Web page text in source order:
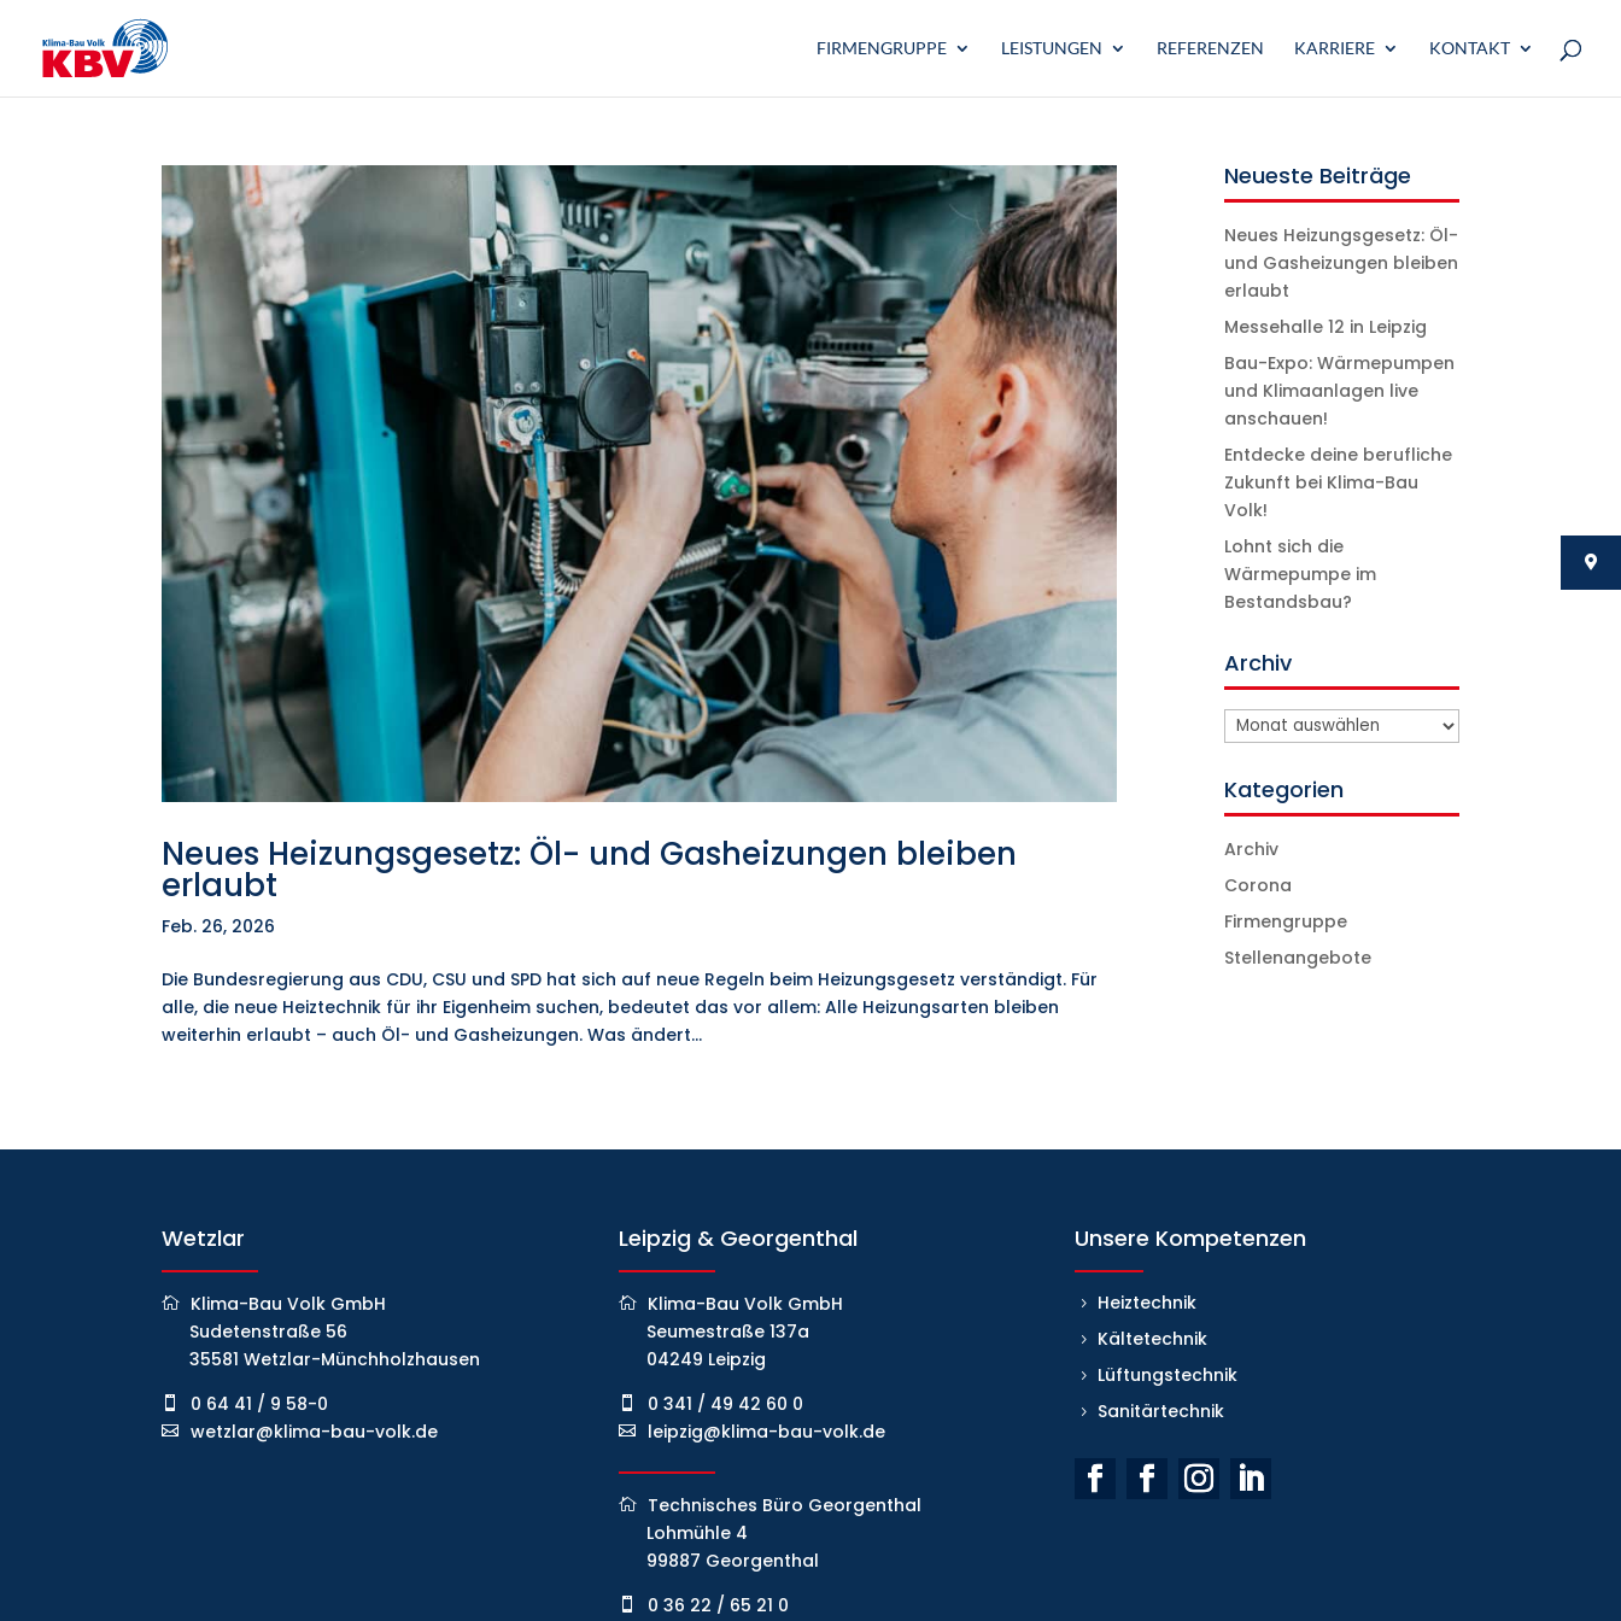
FIRMENGRUPPE LEISTUNGEN REFERENZEN KARRIERE KONTAKT
Neues Heizungsgesetz: Öl- und Gasheizungen bleiben
erlaubt
Feb. 26, 2026
Die Bundesregierung aus CDU, CSU und SPD hat sich auf neue Regeln beim Heizungsgesetz verständigt. Für
alle, die neue Heiztechnik für ihr Eigenheim suchen, bedeutet das vor allem: Alle Heizungsarten bleiben
weiterhin erlaubt – auch Öl- und Gasheizungen. Was ändert...
Neueste Beiträge
Neues Heizungsgesetz: Öl-
und Gasheizungen bleiben
erlaubt
Messehalle 12 in Leipzig
Bau-Expo: Wärmepumpen
und Klimaanlagen live
anschauen!
Entdecke deine berufliche
Zukunft bei Klima-Bau
Volk!
Lohnt sich die
Wärmepumpe im
Bestandsbau?
Archiv
Archiv
Kategorien
Archiv
Corona
Firmengruppe
Stellenangebote
Wetzlar
Klima-Bau Volk GmbH
Sudetenstraße 56
35581 Wetzlar-Münchholzhausen
0 64 41 / 9 58-0
wetzlar@klima-bau-volk.de
Leipzig & Georgenthal
Klima-Bau Volk GmbH
Seumestraße 137a
04249 Leipzig
0 341 / 49 42 60 0
leipzig@klima-bau-volk.de
Technisches Büro Georgenthal
Lohmühle 4
99887 Georgenthal
0 36 22 / 65 21 0
Unsere Kompetenzen
Heiztechnik
Kältetechnik
Lüftungstechnik
Sanitärtechnik